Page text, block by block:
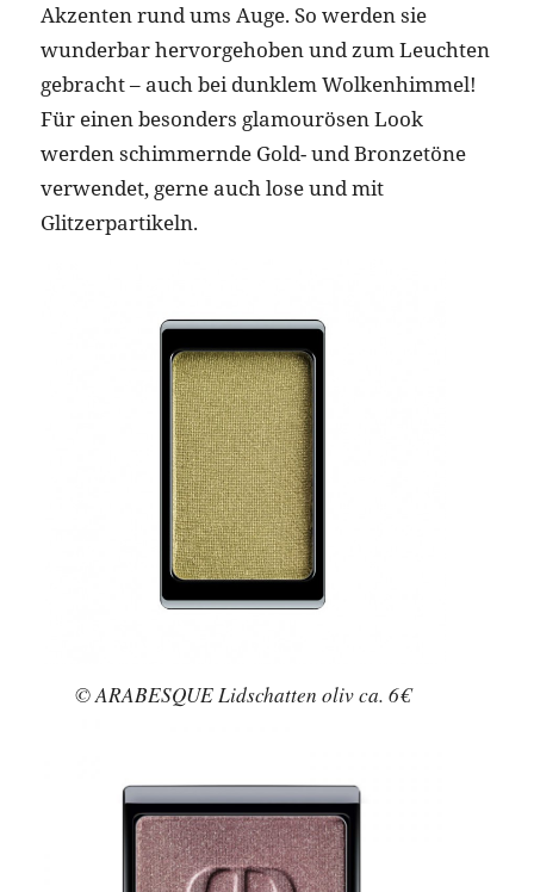
Akzenten rund ums Auge. So werden sie
wunderbar hervorgehoben und zum Leuchten
gebracht – auch bei dunklem Wolkenhimmel!
Für einen besonders glamourösen Look
werden schimmernde Gold- und Bronzetöne
verwendet, gerne auch lose und mit
Glitzerpartikeln.
© ARABESQUE Lidschatten oliv ca. 6€